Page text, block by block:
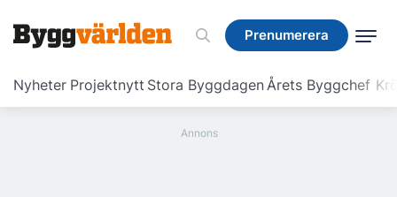
Prenumerera
Nyheter Projektnytt Stora ByggdagenÅrets Byggchef
Prenumerera